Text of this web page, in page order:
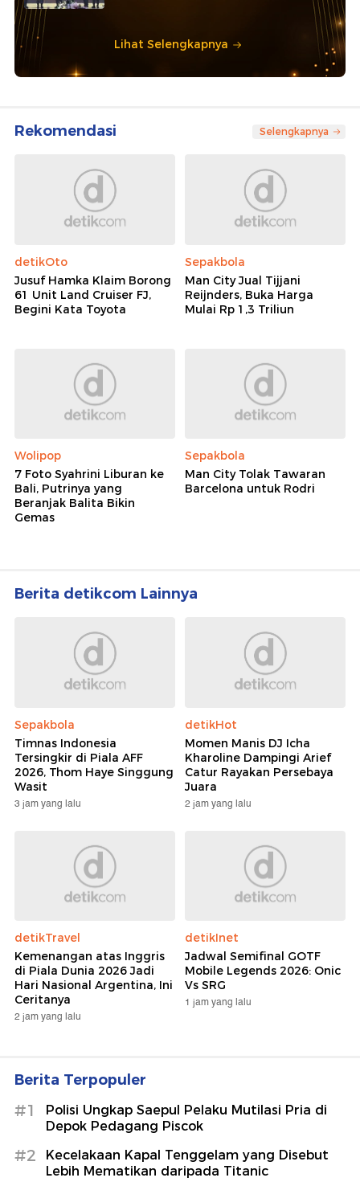
Lihat Selengkapnya
Rekomendasi Selengkapnya
detikOto
Jusuf Hamka Klaim Borong
61 Unit Land Cruiser FJ,
Begini Kata Toyota
Sepakbola
Man City Jual Tijjani
Reijnders, Buka Harga
Mulai Rp 1,3 Triliun
Wolipop
7 Foto Syahrini Liburan ke
Bali, Putrinya yang
Beranjak Balita Bikin
Gemas
Sepakbola
Man City Tolak Tawaran
Barcelona untuk Rodri
Berita detikcom Lainnya
Sepakbola
Timnas Indonesia
Tersingkir di Piala AFF
2026, Thom Haye Singgung
Wasit
3 jam yang lalu
detikHot
Momen Manis DJ Icha
Kharoline Dampingi Arief
Catur Rayakan Persebaya
Juara
2 jam yang lalu
detikTravel
Kemenangan atas Inggris
di Piala Dunia 2026 Jadi
Hari Nasional Argentina, Ini
Ceritanya
2 jam yang lalu
detikInet
Jadwal Semifinal GOTF
Mobile Legends 2026: Onic
Vs SRG
1 jam yang lalu
Berita Terpopuler
#1
Polisi Ungkap Saepul Pelaku Mutilasi Pria di
Depok Pedagang Piscok
#2
Kecelakaan Kapal Tenggelam yang Disebut
Lebih Mematikan daripada Titanic